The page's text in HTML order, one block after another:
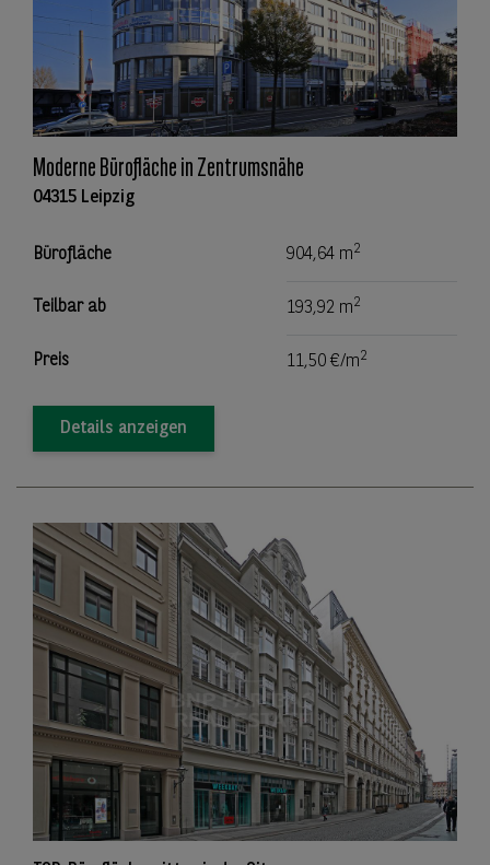
Moderne Bürofläche in Zentrumsnähe
04315 Leipzig
Bürofläche 904,64 m2
Teilbar ab 193,92 m2
Preis 11,50 €/m2
Details anzeigen